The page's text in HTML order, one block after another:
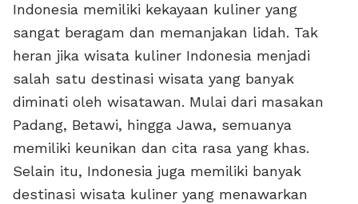
Indonesia memiliki kekayaan kuliner yang
sangat beragam dan memanjakan lidah. Tak
heran jika wisata kuliner Indonesia menjadi
salah satu destinasi wisata yang banyak
diminati oleh wisatawan. Mulai dari masakan
Padang, Betawi, hingga Jawa, semuanya
memiliki keunikan dan cita rasa yang khas.
Selain itu, Indonesia juga memiliki banyak
destinasi wisata kuliner yang menawarkan